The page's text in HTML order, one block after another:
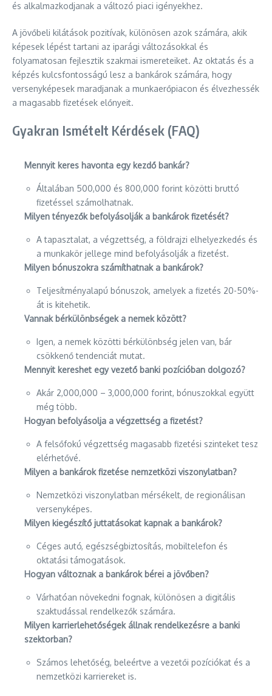
és alkalmazkodjanak a változó piaci igényekhez.
A jövőbeli kilátások pozitívak, különösen azok számára, akik
képesek lépést tartani az iparági változásokkal és
folyamatosan fejlesztik szakmai ismereteiket. Az oktatás és a
képzés kulcsfontosságú lesz a bankárok számára, hogy
versenyképesek maradjanak a munkaerőpiacon és élvezhessék
a magasabb fizetések előnyeit.
Gyakran Ismételt Kérdések (FAQ)
Mennyit keres havonta egy kezdő bankár?
Általában 500,000 és 800,000 forint közötti bruttó
fizetéssel számolhatnak.
Milyen tényezők befolyásolják a bankárok fizetését?
A tapasztalat, a végzettség, a földrajzi elhelyezkedés és
a munkakör jellege mind befolyásolják a fizetést.
Milyen bónuszokra számíthatnak a bankárok?
Teljesítményalapú bónuszok, amelyek a fizetés 20-50%-
át is kitehetik.
Vannak bérkülönbségek a nemek között?
Igen, a nemek közötti bérkülönbség jelen van, bár
csökkenő tendenciát mutat.
Mennyit kereshet egy vezető banki pozícióban dolgozó?
Akár 2,000,000 – 3,000,000 forint, bónuszokkal együtt
még több.
Hogyan befolyásolja a végzettség a fizetést?
A felsőfokú végzettség magasabb fizetési szinteket tesz
elérhetővé.
Milyen a bankárok fizetése nemzetközi viszonylatban?
Nemzetközi viszonylatban mérsékelt, de regionálisan
versenyképes.
Milyen kiegészítő juttatásokat kapnak a bankárok?
Céges autó, egészségbiztosítás, mobiltelefon és
oktatási támogatások.
Hogyan változnak a bankárok bérei a jövőben?
Várhatóan növekedni fognak, különösen a digitális
szaktudással rendelkezők számára.
Milyen karrierlehetőségek állnak rendelkezésre a banki
szektorban?
Számos lehetőség, beleértve a vezetői pozíciókat és a
nemzetközi karriereket is.